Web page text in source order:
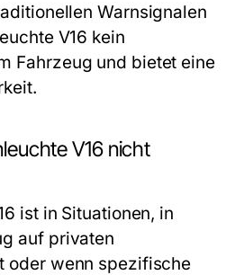
Warnsignalen
V16 kein
Fahrzeug und bietet eine
V16 nicht
ist in Situationen, in
auf privaten
oder wenn spezifische